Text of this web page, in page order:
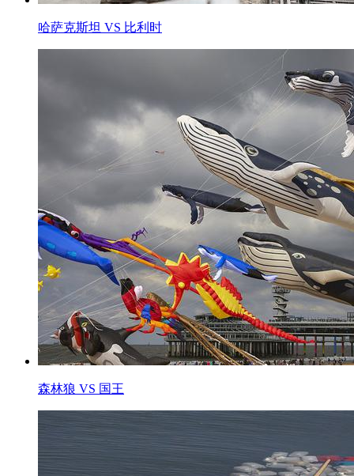
哈萨克斯坦 VS 比利时
森林狼 VS 国王